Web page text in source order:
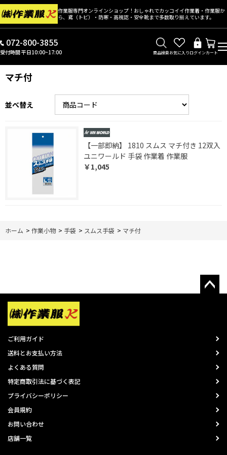
作業服専門オンラインショップ！おしゃれでカッコイイ作業着・作業服か
ら、鳶（トビ）・防寒・高視認・安全靴まで多数取り揃えています。
072-800-3855
受付時間 平日10:00~17:00 商品検索お気に入りログインカート
マチ付
並べ替え
【一部即納】 1810 スムス マチ付き 12双入
ユニワールド 手袋 作業着 作業服
￥1,045
ホーム > 作業小物 > 手袋 > スムス手袋 > マチ付
ご利用ガイド
送料とお支払い方法
よくある質問
特定商取引法に基づく表記
プライバシーポリシー
会員規約
お問い合わせ
店舗一覧